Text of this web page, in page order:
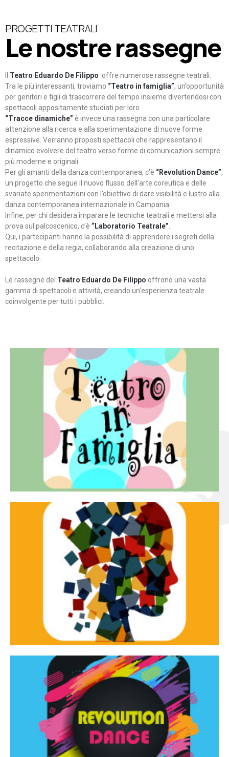
PROGETTI TEATRALI
Le nostre rassegne
Teatro Eduardo De Filippo offre numerose rassegne teatrali.
Tra le più interessanti, troviamo “Teatro in famiglia”, un’opportunità
per genitori e figli di trascorrere del tempo insieme divertendosi con
spettacoli appositamente studiati per loro.
“Tracce dinamiche” è invece una rassegna con una particolare
attenzione alla ricerca e alla sperimentazione di nuove forme
espressive. Verranno proposti spettacoli che rappresentano il
dinamico evolvere del teatro verso forme di comunicazioni sempre
più moderne e originali
Per gli amanti della danza contemporanea, c’è “Revolution Dance”,
un progetto che segue il nuovo flusso dell’arte coreutica e delle
svariate sperimentazioni con l’obiettivo di dare visibilità e lustro alla
danza contemporanea internazionale in Campania.
Infine, per chi desidera imparare le tecniche teatrali e mettersi alla
prova sul palcoscenico, c’è “Laboratorio Teatrale”
Qui, i partecipanti hanno la possibilità di apprendere i segreti della
recitazione e della regia, collaborando alla creazione di uno
spettacolo.
Le rassegne del Teatro Eduardo De Filippo offrono una vasta
gamma di spettacoli e attività, creando un’esperienza teatrale
coinvolgente per tutti i pubblici.
Teatro in famiglia
Teatro In Famiglia è una rassegna di teatro concepita
per far condividere e godere del teatro all’intera
famiglia.
Continua
Tracce dinamiche
Tracce Dinamiche è una rassegna di teatro
d’innovazione e sperimentale.
Continua
Revolution Dance
Rassegna di danza contemporanea – I Edizione